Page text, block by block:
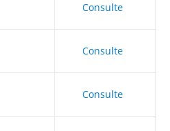
Consulte
Consulte
Consulte